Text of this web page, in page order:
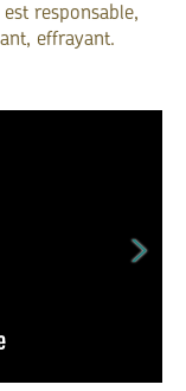
responsable,
effrayant.